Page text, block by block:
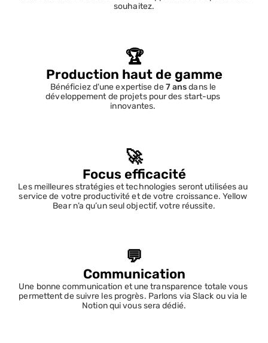
souhaitez.
🏆
Production haut de gamme
Bénéficiez d'une expertise de 7 ans dans le
développement de projets pour des start-ups
innovantes.
🚀
Focus efficacité
Les meilleures stratégies et technologies seront utilisées au
service de votre productivité et de votre croissance. Yellow
Bear n’a qu’un seul objectif, votre réussite.
💬
Communication
Une bonne communication et une transparence totale vous
permettent de suivre les progrès. Parlons via Slack ou via le
Notion qui vous sera dédié.